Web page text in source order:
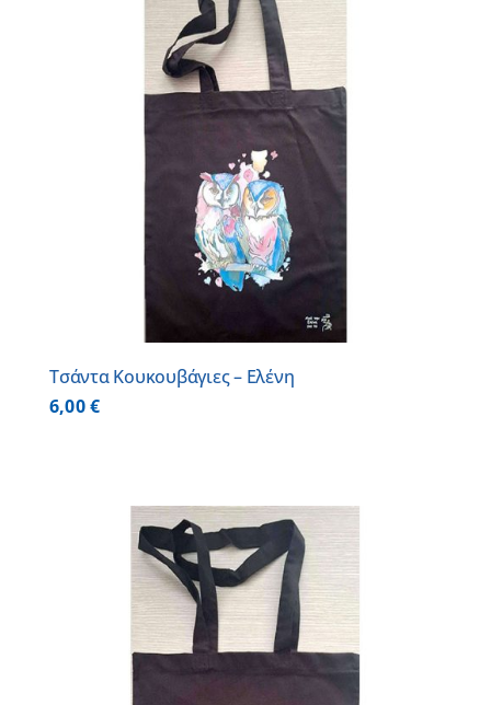
Τσάντα Κουκουβάγιες – Ελένη
6,00€